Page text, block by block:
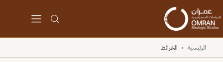
الرئيسية › الخرائط